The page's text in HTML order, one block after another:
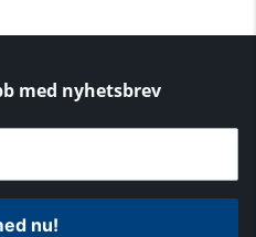
med nyhetsbrev
nu!